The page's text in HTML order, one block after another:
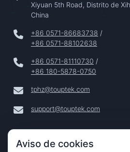
Xiyuan 5th Road, Distrito de
China
+86 0571-86683738 /
+86 0571-88102638
+86 0571-81110730 /
+86 180-5878-0750
tphz@touptek.com
support@touptek.com
Aviso de cookies